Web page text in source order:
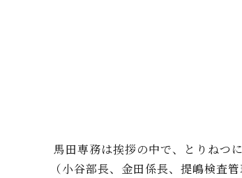
馬田専務は挨拶の中で、とりねつ
（小谷部長、金田係長、提嶋検査